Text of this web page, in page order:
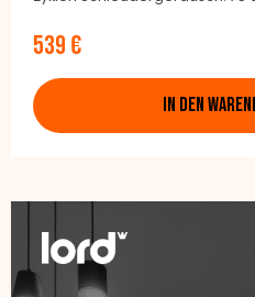
Programme Edelstahltrommel
539 €
IN DEN